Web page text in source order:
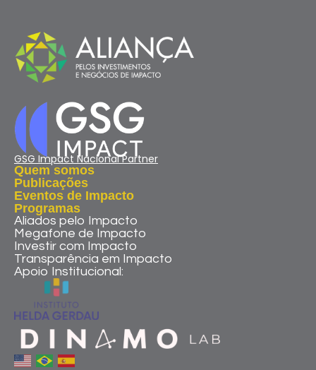
GSG Impact Nacional Partner
Quem somos
Publicações
Eventos de Impacto
Programas
Aliados pelo Impacto
Megafone de Impacto
Investir com Impacto
Transparência em Impacto
Apoio Institucional: